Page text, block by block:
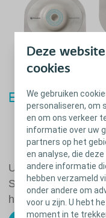
Deze
cookies
We gebruiken
personaliseren, om
en om ons verkeer
informatie over uw
partners op het
en analyse, die
andere informatie
hebben verzameld
onder andere om
voor u zijn. U hebt
moment in te
Ervaar SenSura
Zekerheid
Uit studies is
SenSura Mio
hebben*.